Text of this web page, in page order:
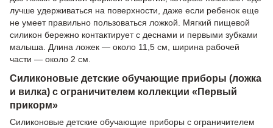
лучше удерживаться на поверхности, даже если ребенок еще
не умеет правильно пользоваться ложкой. Мягкий пищевой
силикон бережно контактирует с деснами и первыми зубками
малыша. Длина ложек — около 11,5 см, ширина рабочей
части — около 2 см.
Силиконовые детские обучающие приборы (ложка
и вилка) с ограничителем коллекции «Первый
прикорм»
Силиконовые детские обучающие приборы с ограничителем